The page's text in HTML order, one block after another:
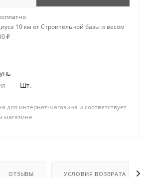
10 км от Строительной базы и весом
₽
— Шт.
для интернет-магазина и соответствует
магазине
ОТЗЫВЫ УСЛОВИЯ ВОЗВРАТА